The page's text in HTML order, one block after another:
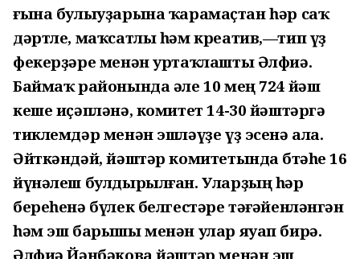
ғына булыуҙарына ҡарамаҫтан һәр саҡ
дәртле, маҡсатлы һәм креатив,—тип үҙ
фекерҙәре менән уртаҡлашты Әлфиә.
Баймаҡ районында әле 10 мең 724 йәш
кеше иҫәпләнә, комитет 14-30 йәштәргә
тиклемдәр менән эшләүҙе үҙ эсенә ала.
Әйткәндәй, йәштәр комитетында бөтәһе 16
йүнәлеш булдырылған. Уларҙың һәр
береһенә бүлек белгестәре тәғәйенләнгән
һәм эш барышы менән улар яуап бирә.
Әлфиә Йәнбәкова йәштәр менән эш